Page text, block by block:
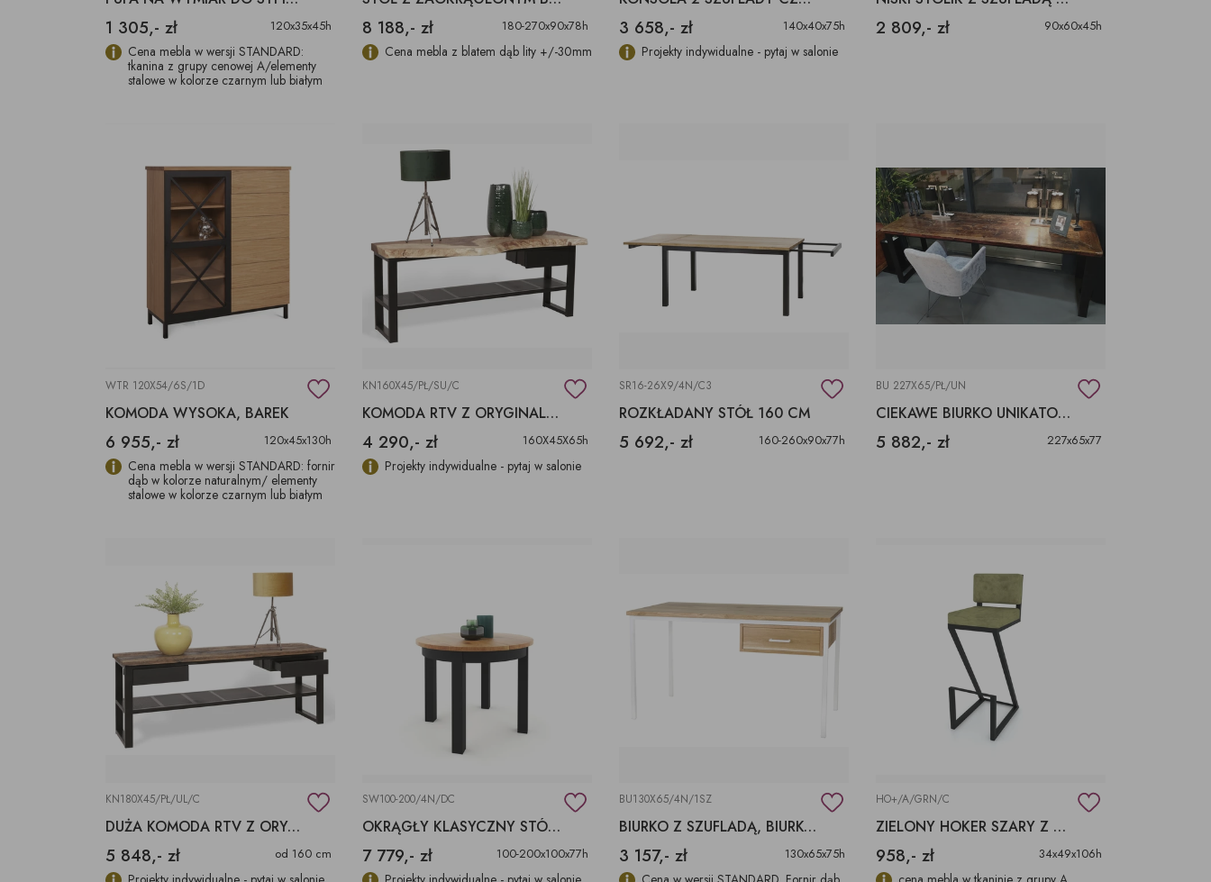
1 305,- zł 120x35x45h
Cena mebla w wersji STANDARD:
tkanina z grupy cenowej A/elementy
stalowe w kolorze czarnym lub białym
8 188,- zł 180-270x90x78h
Cena mebla z blatem dąb lity +/-30mm
3 658,- zł 140x40x75h
Projekty indywidualne - pytaj w salonie
2 809,- zł 90x60x45h
WTR 120X54/6S/1D
KOMODA WYSOKA, BAREK
6 955,- zł 120x45x130h
Cena mebla w wersji STANDARD: fornir
dąb w kolorze naturalnym/ elementy
stalowe w kolorze czarnym lub białym
KN160X45/PŁ/SU/C
KOMODA RTV Z ORYGINALNYM BLATEM
4 290,- zł 160X45X65h
Projekty indywidualne - pytaj w salonie
SR16-26X9/4N/C3
ROZKŁADANY STÓŁ 160 CM
5 692,- zł 160-260x90x77h
BU 227X65/PŁ/UN
CIEKAWE BIURKO UNIKATOWE, BLAT STARE DREWNO NOGI METAL
5 882,- zł 227x65x77
KN180X45/PŁ/UL/C
DUŻA KOMODA RTV Z ORYGINALNE BLATY ULIN
5 848,- zł od 160 cm
SW100-200/4N/DC
OKRĄGŁY KLASYCZNY STÓŁ ROZKŁADANY 100-200X100X77H
7 779,- zł 100-200x100x77h
BU130X65/4N/1SZ
BIURKO Z SZUFLADĄ, BIURKO NA BIAŁEK METALOWEJ PODSTAWIE
3 157,- zł 130x65x75h
HO+/A/GRN/C
ZIELONY HOKER SZARY Z OPARCIEM KRZESŁO BAROWE
958,- zł 34x49x106h